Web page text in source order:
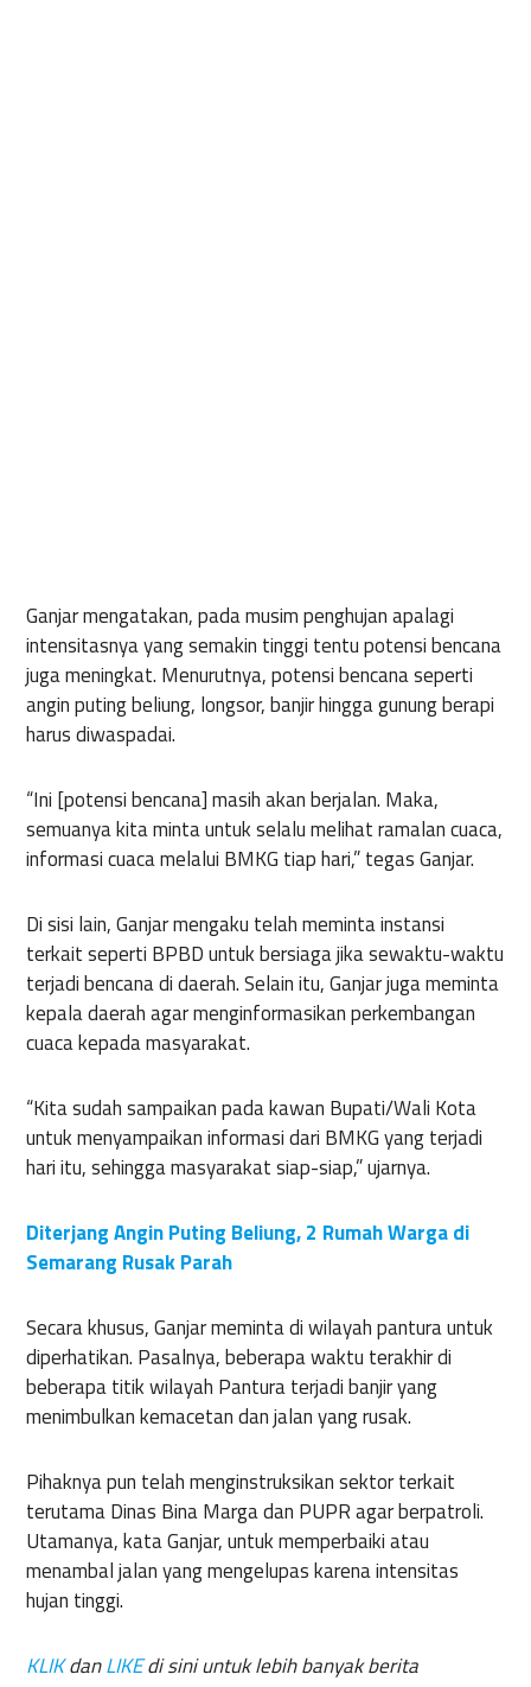
Ganjar mengatakan, pada musim penghujan apalagi
intensitasnya yang semakin tinggi tentu potensi bencana
juga meningkat. Menurutnya, potensi bencana seperti
angin puting beliung, longsor, banjir hingga gunung berapi
harus diwaspadai.
“Ini [potensi bencana] masih akan berjalan. Maka,
semuanya kita minta untuk selalu melihat ramalan cuaca,
informasi cuaca melalui BMKG tiap hari,” tegas Ganjar.
Di sisi lain, Ganjar mengaku telah meminta instansi
terkait seperti BPBD untuk bersiaga jika sewaktu-waktu
terjadi bencana di daerah. Selain itu, Ganjar juga meminta
kepala daerah agar menginformasikan perkembangan
cuaca kepada masyarakat.
“Kita sudah sampaikan pada kawan Bupati/Wali Kota
untuk menyampaikan informasi dari BMKG yang terjadi
hari itu, sehingga masyarakat siap-siap,” ujarnya.
Diterjang Angin Puting Beliung, 2 Rumah Warga di
Semarang Rusak Parah
Secara khusus, Ganjar meminta di wilayah pantura untuk
diperhatikan. Pasalnya, beberapa waktu terakhir di
beberapa titik wilayah Pantura terjadi banjir yang
menimbulkan kemacetan dan jalan yang rusak.
Pihaknya pun telah menginstruksikan sektor terkait
terutama Dinas Bina Marga dan PUPR agar berpatroli.
Utamanya, kata Ganjar, untuk memperbaiki atau
menambal jalan yang mengelupas karena intensitas
hujan tinggi.
KLIKdanLIKEdi sini untuk lebih banyak berita